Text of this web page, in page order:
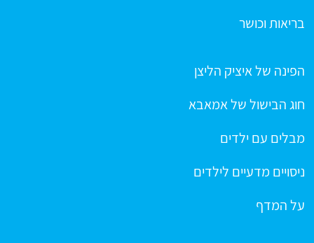
בריאות וכושר
הפינה של איציק הליצן
חוג הבישול של אמאבא
מבלים עם ילדים
ניסויים מדעיים לילדים
על המדף